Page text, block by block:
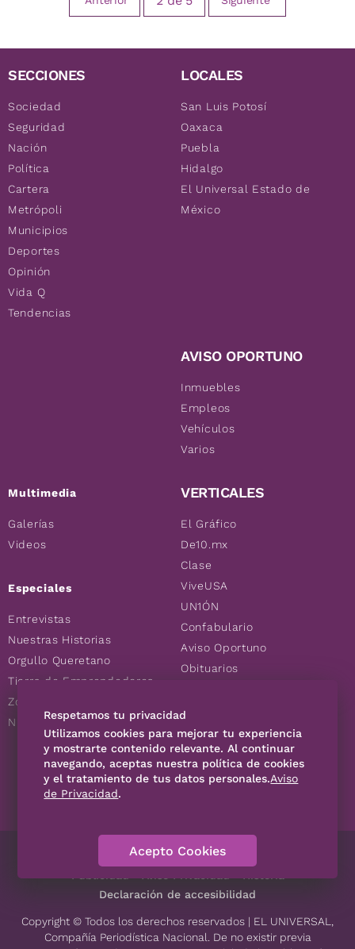
SECCIONES
Sociedad
Seguridad
Nación
Política
Cartera
Metrópoli
Municipios
Deportes
Opinión
Vida Q
Tendencias
Multimedia
Galerías
Videos
Especiales
Entrevistas
Nuestras Historias
Orgullo Queretano
Tierra de Emprendedores
Zoociales
Nuevos Queretanos
LOCALES
San Luis Potosí
Oaxaca
Puebla
Hidalgo
El Universal Estado de
México
AVISO OPORTUNO
Inmuebles
Empleos
Vehículos
Varios
VERTICALES
El Gráfico
De10.mx
Clase
ViveUSA
UN1ÓN
Confabulario
Aviso Oportuno
Obituarios
Consultas
SÍGUENOS
Contáctanos Código de Ética
Declaración de accesibilidad
Copyright © Todos los derechos reservados | EL UNIVERSAL,
Compañía Periodística Nacional. De no existir previa
Respetamos tu privacidad
Utilizamos cookies para mejorar tu experiencia
y mostrarte contenido relevante. Al continuar
navegando, aceptas nuestra política de cookies
y el tratamiento de tus datos personales.Aviso
de Privacidad.
Acepto Cookies